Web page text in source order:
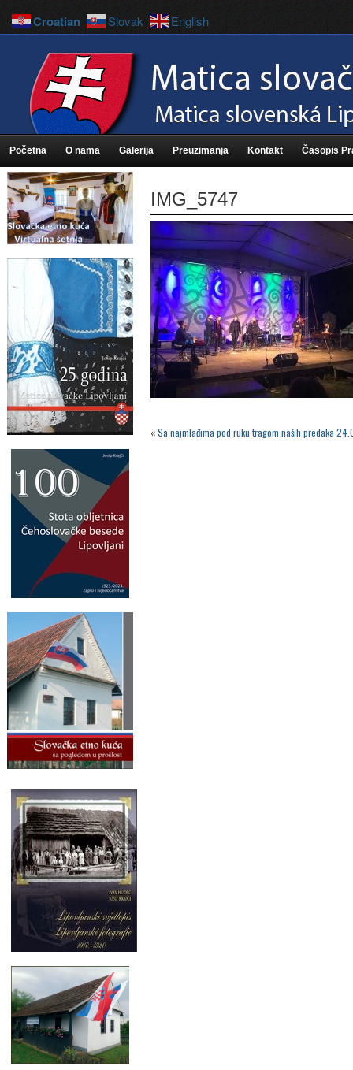
Početna O nama Galerija Preuzimanja Kontakt Časopis
IMG_5747
«Sa najmlađima pod ruku tragom naših predaka
Croatian Slovak English